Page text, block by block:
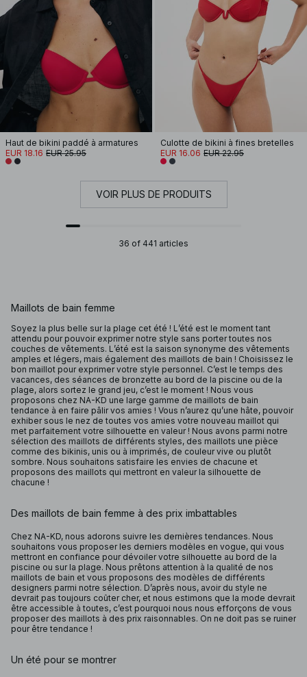
Haut de bikini paddé à armatures
EUR 18.16 EUR 25.95
Culotte de bikini à fines bretelles
EUR 16.06 EUR 22.95
VOIR PLUS DE PRODUITS
36 of 441 articles
Maillots de bain femme
Soyez la plus belle sur la plage cet été ! L’été est le moment tant
attendu pour pouvoir exprimer notre style sans porter toutes nos
couches de vêtements. L’été est la saison synonyme des vêtements
amples et légers, mais également des maillots de bain ! Choisissez le
bon maillot pour exprimer votre style personnel. C’est le temps des
vacances, des séances de bronzette au bord de la piscine ou de la
plage, alors sortez le grand jeu, c’est le moment ! Nous vous
proposons chez NA-KD une large gamme de maillots de bain
tendance à en faire pâlir vos amies ! Vous n’aurez qu’une hâte, pouvoir
exhiber sous le nez de toutes vos amies votre nouveau maillot qui
met parfaitement votre silhouette en valeur ! Nous avons parmi notre
sélection des maillots de différents styles, des maillots une pièce
comme des bikinis, unis ou à imprimés, de couleur vive ou plutôt
sombre. Nous souhaitons satisfaire les envies de chacune et
proposons des maillots qui mettront en valeur la silhouette de
chacune !
Des maillots de bain femme à des prix imbattables
Chez NA-KD, nous adorons suivre les dernières tendances. Nous
souhaitons vous proposer les derniers modèles en vogue, qui vous
mettront en confiance pour dévoiler votre silhouette au bord de la
piscine ou sur la plage. Nous prêtons attention à la qualité de nos
maillots de bain et vous proposons des modèles de différents
designers parmi notre sélection. D’après nous, avoir du style ne
devrait pas toujours coûter cher, et nous estimons que la mode devrait
être accessible à toutes, c’est pourquoi nous nous efforçons de vous
proposer des maillots à des prix raisonnables. On ne doit pas se ruiner
pour être tendance !
Un été pour se montrer